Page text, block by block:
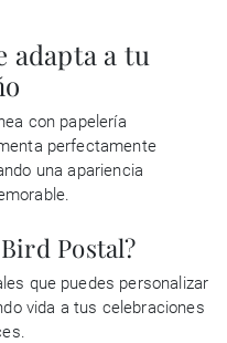
adapta a tu
con papelería
perfectamente
una apariencia
Postal?
que puedes personalizar
vida a tus celebraciones